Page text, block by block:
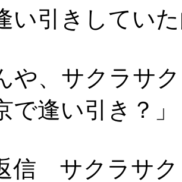
い引きしてい
、サクラサ
で逢い引き？」
サクラサク